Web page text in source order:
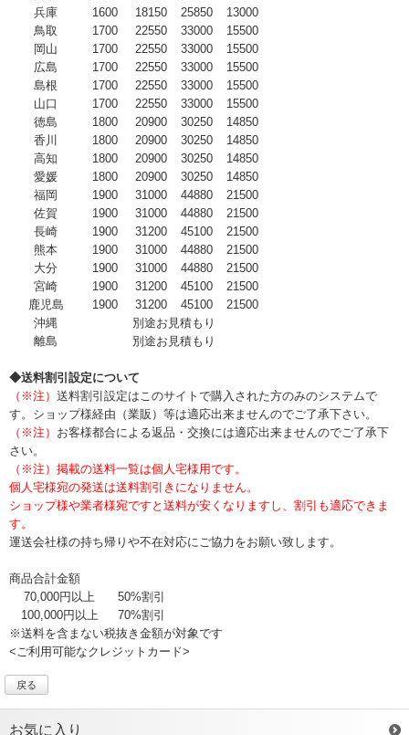
兵庫
1600 18150 25850
13000
鳥取
1700 22550 33000
15500
岡山
1700 22550 33000
15500
広島
1700 22550 33000
15500
島根
1700 22550 33000
15500
山口
1700 22550 33000
15500
徳島
1800 20900 30250
14850
香川
1800 20900 30250
14850
高知
1800 20900 30250
14850
愛媛
1800 20900 30250
14850
福岡
1900 31000 44880
21500
佐賀
1900 31000 44880
21500
長崎
1900 31200 45100
21500
熊本
1900 31000 44880
21500
大分
1900 31000 44880
21500
宮崎
1900 31200 45100
21500
鹿児島
1900 31200 45100
21500
沖縄
別途お見積もり
離島
別途お見積もり
◆送料割引設定について
（※注） 送料割引設定はこのサイトで購入された方のみのシステムで
す。ショップ様経由（業販）等は適応出来ませんのでご了承下さい。
（※注） お客様都合による返品・交換には適応出来ませんのでご了承下
さい。
（※注）掲載の送料一覧は個人宅様用です。
個人宅様宛の発送は送料割引きになりません。
ショップ様や業者様宛ですと送料が安くなりますし、割引も適応できま
す。
運送会社様の持ち帰りや不在対応にご協力をお願い致します。
商品合計金額
70,000円以上
50%割引
100,000円以上
70%割引
※送料を含まない税抜き金額が対象です
<ご利用可能なクレジットカード>
戻る
お気に入り